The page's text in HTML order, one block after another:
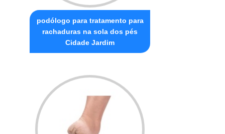
podólogo para tratamento para
rachaduras na sola dos pés
Cidade Jardim